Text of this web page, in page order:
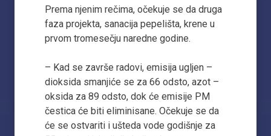
Prema njenim rečima, očekuje se da druga
faza projekta, sanacija pepelišta, krene u
prvom tromesečju naredne godine.
– Kad se završe radovi, emisija ugljen –
dioksida smanjiće se za 66 odsto, azot –
oksida za 89 odsto, dok će emisije PM
čestica će biti eliminisane. Očekuje se da
će se ostvariti i ušteda vode godišnje za